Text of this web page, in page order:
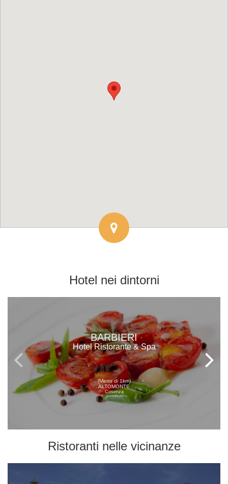
Hotel nei dintorni
BARBIERI
Hotel Ristorante & Spa
(Meno di 1km)
ALTOMONTE
Cosenza
Ristoranti nelle vicinanze